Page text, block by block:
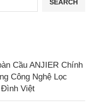
SEARCH
Cầu ANJIER Chính
Công Nghệ Lọc
Việt